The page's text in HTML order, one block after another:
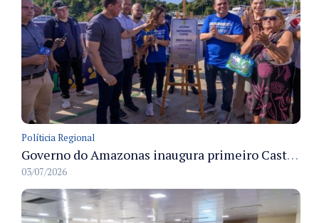
Políticia Regional
Governo do Amazonas inaugura primeiro Castramóvel Fluvial para atendimento veterinário às comunidades ribeirinhas e castração gratuita
03/07/2026